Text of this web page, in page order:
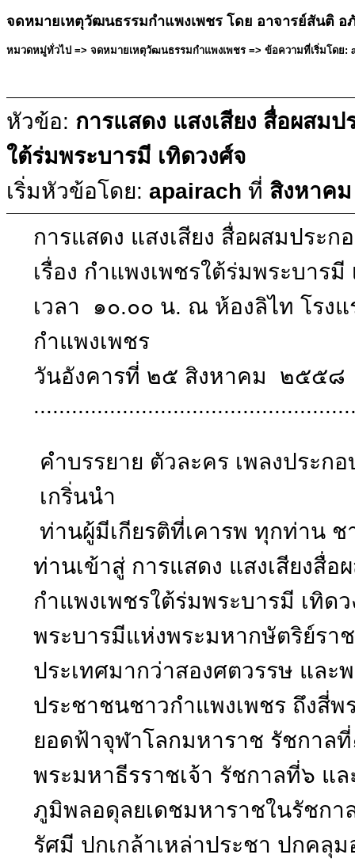
จดหมายเหตุวัฒนธรรมกำแพงเพชร โดย อาจารย์สันติ อ
หมวดหมู่ทั่วไป => จดหมายเหตุวัฒนธรรมกำแพงเพชร => ข้อความที่เริ่มโดย:
หัวข้อ: การแสดง แสงเสียง สื่อผสม
ใต้ร่มพระบารมี เทิดวงศ์จ
เริ่มหัวข้อโดย: apairach ที่ สิงหาคม
การแสดง แสงเสียง สื่อผสมประก
เรื่อง กำแพงเพชรใต้ร่มพระบาร
เวลา ๑๐.๐๐ น. ณ ห้องลิไท โรงแ
กำแพงเพชร
วันอังคารที่ ๒๕ สิงหาคม ๒๕๕๘
คำบรรยาย ตัวละคร เพลงประกอ
เกริ่นนำ
ท่านผู้มีเกียรติที่เคารพ ทุกท่าน
ท่านเข้าสู่ การแสดง แสงเสียงสื่
กำแพงเพชรใต้ร่มพระบารมี เทิด
พระบารมีแห่งพระมหากษัตริย์รา
ประเทศมากว่าสองศตวรรษ และ
ประชาชนชาวกำแพงเพชร ถึงสี่
ยอดฟ้าจุฬาโลกมหาราช รัชกาล
พระมหาธีรราชเจ้า รัชกาลที่๖ แ
ภูมิพลอดุลยเดชมหาราชในรัชกา
รัศมี ปกเกล้าเหล่าประชา ปกคลุ